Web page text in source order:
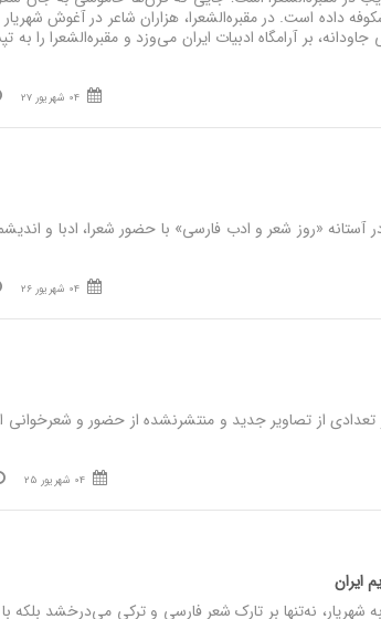
داده است. در مقبره‌الشعرا، هزاران شاعر در آغوش
بر آرامگاه ادبیات ایران می‌وزد و مقبره‌الشعرا را به
04 شهریور 27
آستانه «روز شعر و ادب فارسی» با حضور شعرا، ادبا و
04 شهریور 26
تعدادی از تصاویر جدید و منتشرنشده از حضور و شعرخوانی
04 شهریور 25
ایران
نه‌تنها بر تارک شعر فارسی و ترکی می‌درخشد بلکه